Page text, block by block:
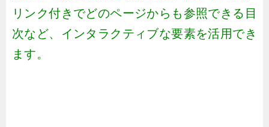
リンク付きでどのページからも参照できる目
次など、インタラクティブな要素を活用でき
ます。